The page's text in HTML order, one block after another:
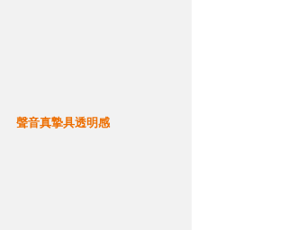
聲音真摯具透明感